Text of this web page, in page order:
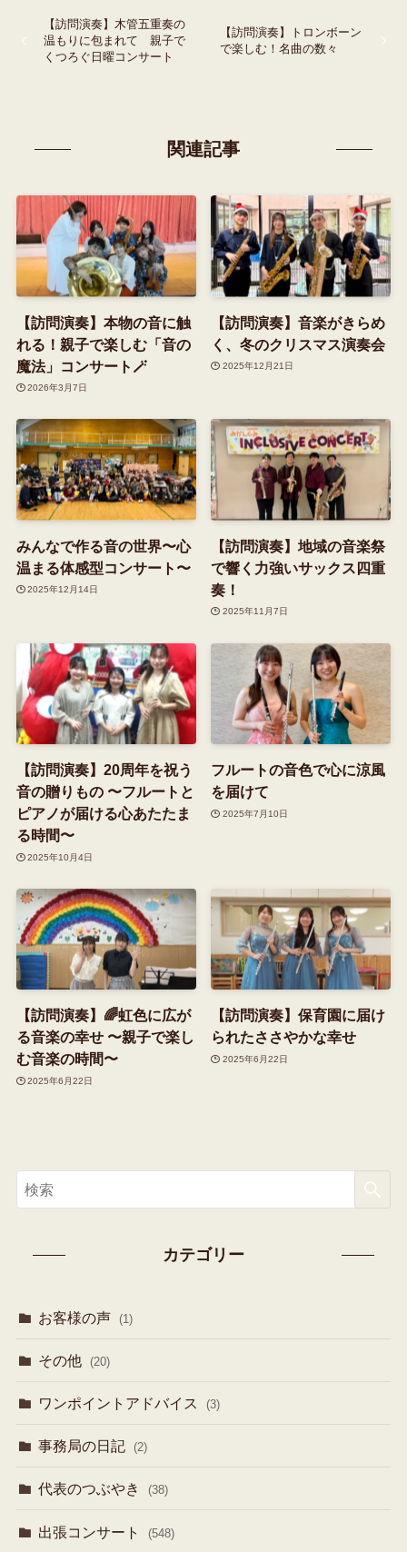
【訪問演奏】木管五重奏の
温もりに包まれて 親子で
くつろぐ日曜コンサート
【訪問演奏】トロンボーン
で楽しむ！名曲の数々
関連記事
【訪問演奏】本物の音に触
れる！親子で楽しむ「音の
魔法」コンサート🪄
2026年3月7日
【訪問演奏】音楽がきらめ
く、冬のクリスマス演奏会
2025年12月21日
みんなで作る音の世界〜心
温まる体感型コンサート〜
2025年12月14日
【訪問演奏】地域の音楽祭
で響く力強いサックス四重
奏！
2025年11月7日
【訪問演奏】20周年を祝う
音の贈りもの 〜フルートと
ピアノが届ける心あたたま
る時間〜
2025年10月4日
フルートの音色で心に涼風
を届けて
2025年7月10日
【訪問演奏】🌈虹色に広が
る音楽の幸せ 〜親子で楽し
む音楽の時間〜
2025年6月22日
【訪問演奏】保育園に届け
られたささやかな幸せ
2025年6月22日
カテゴリー
お客様の声 (1)
その他 (20)
ワンポイントアドバイス (3)
事務局の日記 (2)
代表のつぶやき (38)
出張コンサート (548)